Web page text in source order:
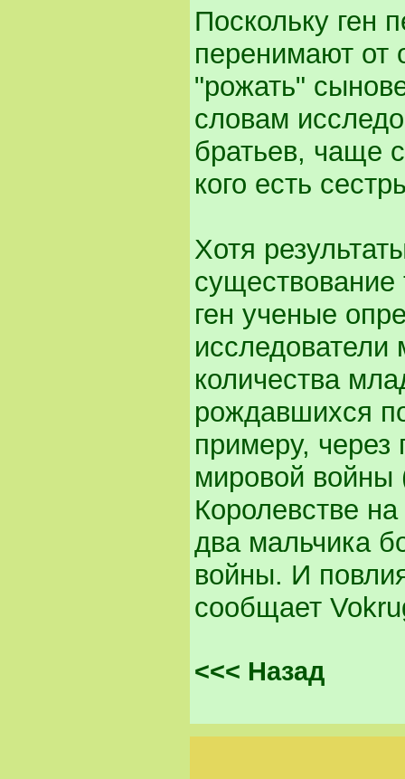
Поскольку ген
перенимают от
"рожать"
словам
братьев, чаще
кого есть
Хотя
существование
ген ученые
исследователи
количества
рождавшихся
примеру,
мировой войны
Королевстве
два мальчика
войны. И
сообщает
<<< Назад